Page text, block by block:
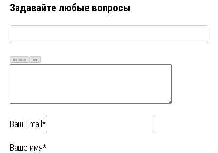
Задавайте любые вопросы
Визуально Код
Ваш Email*
Ваше имя*